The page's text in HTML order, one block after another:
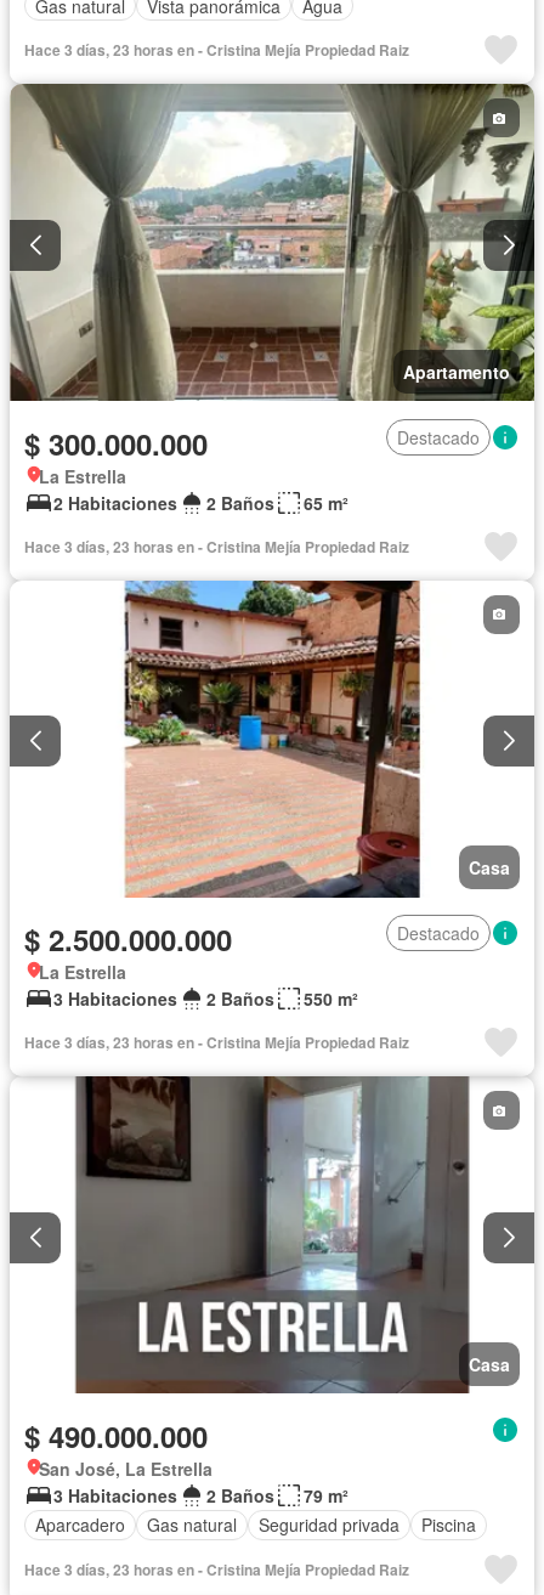
Gas natural
Vista panorámica Agua
Hace 3 días, 23 horas en - Cristina Mejía Propiedad Raiz
Apartamento
$ 300.000.000
Destacado
La Estrella
2 Habitaciones
2 Baños 65 m²
Hace 3 días, 23 horas en - Cristina Mejía Propiedad Raiz
Casa
$ 2.500.000.000
Destacado
La Estrella
3 Habitaciones
2 Baños 550 m²
Hace 3 días, 23 horas en - Cristina Mejía Propiedad Raiz
Casa
$ 490.000.000
San José, La Estrella
3 Habitaciones
2 Baños
79 m²
Aparcadero
Gas natural Seguridad privada Piscina
Hace 3 días, 23 horas en - Cristina Mejía Propiedad Raiz